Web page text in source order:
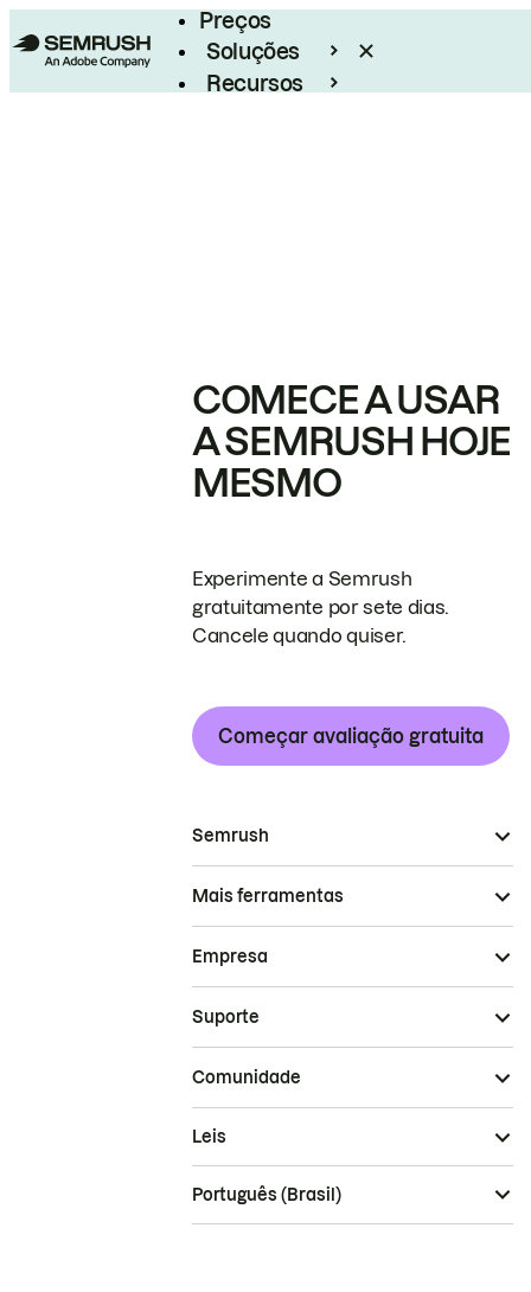
Preços
Soluções
Recursos
COMECE A USAR
A SEMRUSH HOJE
MESMO
Experimente a Semrush
gratuitamente por sete dias.
Cancele quando quiser.
Começar avaliação gratuita
Semrush
Mais ferramentas
Empresa
Suporte
Comunidade
Leis
Português (Brasil)